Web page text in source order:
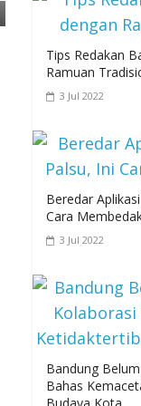
Tips Redakan
Ramuan
3 Jul 2022
Beredar
Cara
3 Jul 2022
Bandung
Bahas